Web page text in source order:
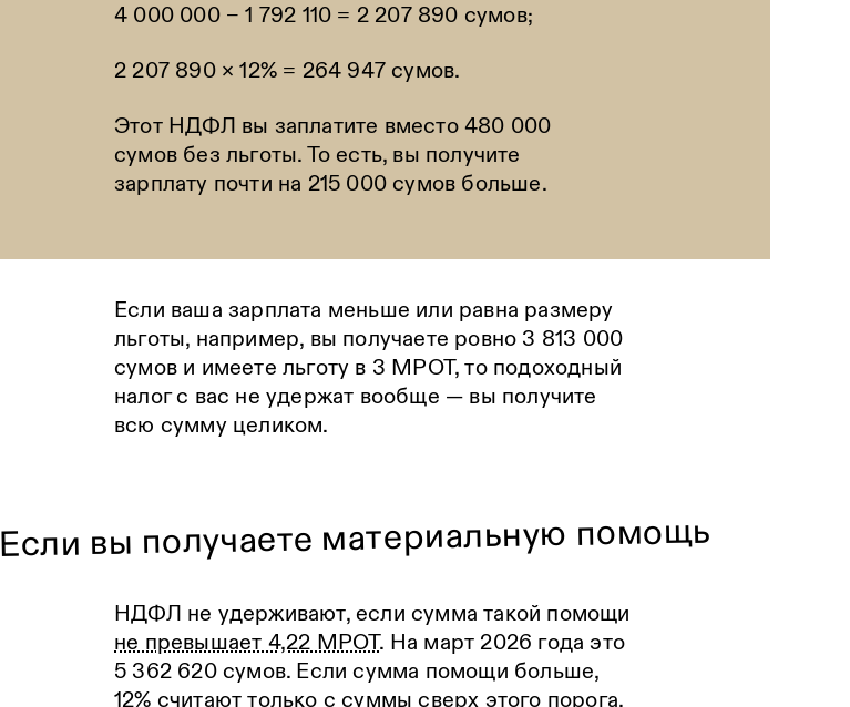
4 000 000 − 1 792 110 = 2 207 890 сумов;
2 207 890 × 12% = 264 947 сумов.
Этот НДФЛ вы заплатите вместо 480 000
сумов без льготы. То есть, вы получите
зарплату почти на 215 000 сумов больше.
Если ваша зарплата меньше или равна размеру
льготы, например, вы получаете ровно 3 813 000
сумов и имеете льготу в 3 МРОТ, то подоходный
налог с вас не удержат вообще — вы получите
всю сумму целиком.
Если вы получаете материальную помощь
НДФЛ не удерживают, если сумма такой помощи
не превышает 4,22 МРОТ. На март 2026 года это
5 362 620 сумов. Если сумма помощи больше,
12% считают только с суммы сверх этого порога.